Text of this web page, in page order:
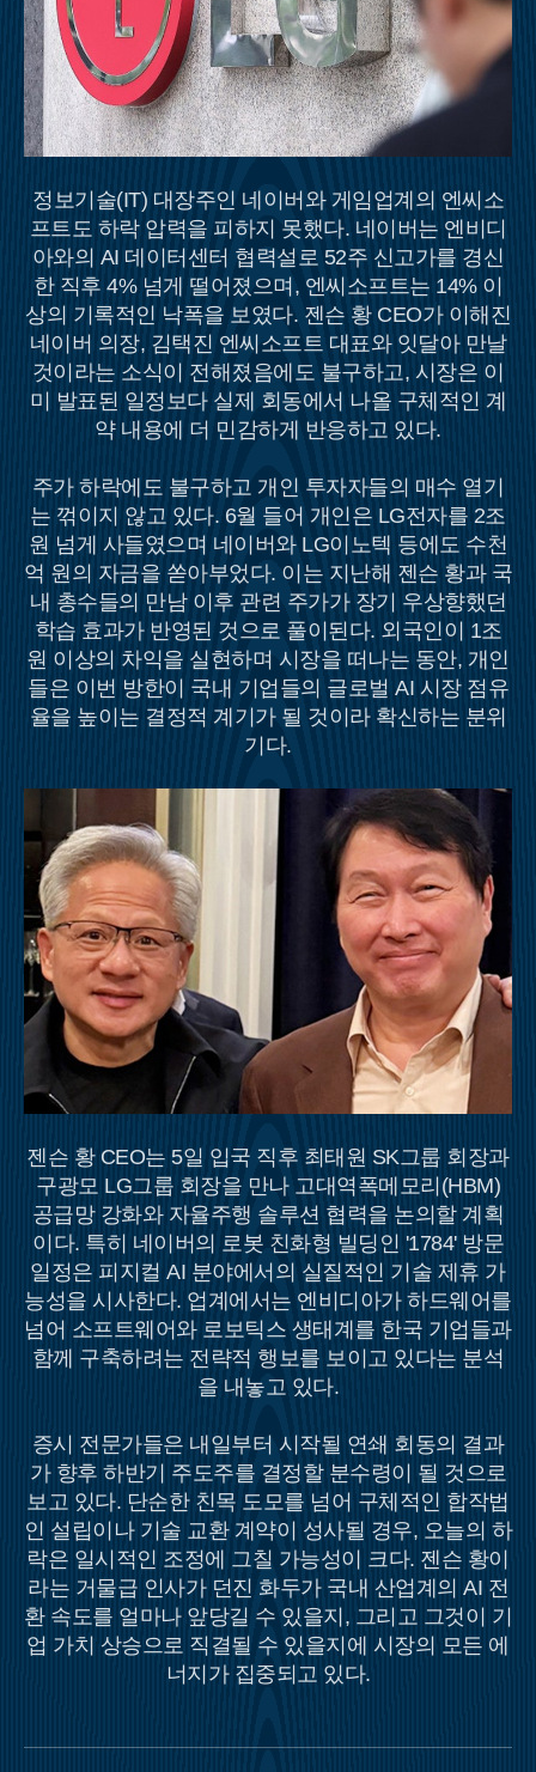
정보기술(IT) 대장주인 네이버와 게임업계의 엔씨소
프트도 하락 압력을 피하지 못했다. 네이버는 엔비디
아와의 AI 데이터센터 협력설로 52주 신고가를 경신
한 직후 4% 넘게 떨어졌으며, 엔씨소프트는 14% 이
상의 기록적인 낙폭을 보였다. 젠슨 황 CEO가 이해진
네이버 의장, 김택진 엔씨소프트 대표와 잇달아 만날
것이라는 소식이 전해졌음에도 불구하고, 시장은 이
미 발표된 일정보다 실제 회동에서 나올 구체적인 계
약 내용에 더 민감하게 반응하고 있다.
주가 하락에도 불구하고 개인 투자자들의 매수 열기
는 꺾이지 않고 있다. 6월 들어 개인은 LG전자를 2조
원 넘게 사들였으며 네이버와 LG이노텍 등에도 수천
억 원의 자금을 쏟아부었다. 이는 지난해 젠슨 황과 국
내 총수들의 만남 이후 관련 주가가 장기 우상향했던
학습 효과가 반영된 것으로 풀이된다. 외국인이 1조
원 이상의 차익을 실현하며 시장을 떠나는 동안, 개인
들은 이번 방한이 국내 기업들의 글로벌 AI 시장 점유
율을 높이는 결정적 계기가 될 것이라 확신하는 분위
기다.
젠슨 황 CEO는 5일 입국 직후 최태원 SK그룹 회장과
구광모 LG그룹 회장을 만나 고대역폭메모리(HBM)
공급망 강화와 자율주행 솔루션 협력을 논의할 계획
이다. 특히 네이버의 로봇 친화형 빌딩인 '1784' 방문
일정은 피지컬 AI 분야에서의 실질적인 기술 제휴 가
능성을 시사한다. 업계에서는 엔비디아가 하드웨어를
넘어 소프트웨어와 로보틱스 생태계를 한국 기업들과
함께 구축하려는 전략적 행보를 보이고 있다는 분석
을 내놓고 있다.
증시 전문가들은 내일부터 시작될 연쇄 회동의 결과
가 향후 하반기 주도주를 결정할 분수령이 될 것으로
보고 있다. 단순한 친목 도모를 넘어 구체적인 합작법
인 설립이나 기술 교환 계약이 성사될 경우, 오늘의 하
락은 일시적인 조정에 그칠 가능성이 크다. 젠슨 황이
라는 거물급 인사가 던진 화두가 국내 산업계의 AI 전
환 속도를 얼마나 앞당길 수 있을지, 그리고 그것이 기
업 가치 상승으로 직결될 수 있을지에 시장의 모든 에
너지가 집중되고 있다.